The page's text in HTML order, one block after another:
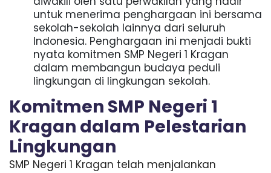
untuk menerima penghargaan ini bersama
sekolah-sekolah lainnya dari seluruh
Indonesia. Penghargaan ini menjadi bukti
nyata komitmen SMP Negeri 1 Kragan
dalam membangun budaya peduli
lingkungan di lingkungan sekolah.
Komitmen SMP Negeri 1
Kragan dalam Pelestarian
Lingkungan
SMP Negeri 1 Kragan telah menjalankan